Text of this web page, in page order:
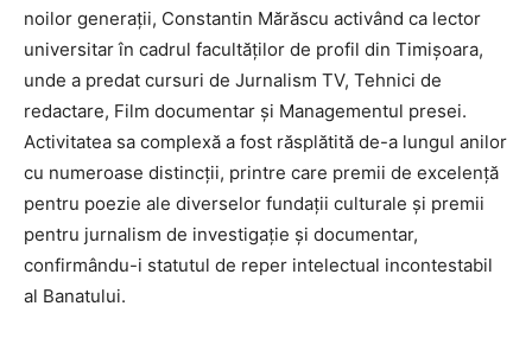
noilor generații, Constantin Mărăscu activând ca lector
universitar în cadrul facultăților de profil din Timișoara,
unde a predat cursuri de Jurnalism TV, Tehnici de
redactare, Film documentar și Managementul presei.
Activitatea sa complexă a fost răsplătită de-a lungul anilor
cu numeroase distincții, printre care premii de excelență
pentru poezie ale diverselor fundații culturale și premii
pentru jurnalism de investigație și documentar,
confirmându-i statutul de reper intelectual incontestabil
al Banatului.